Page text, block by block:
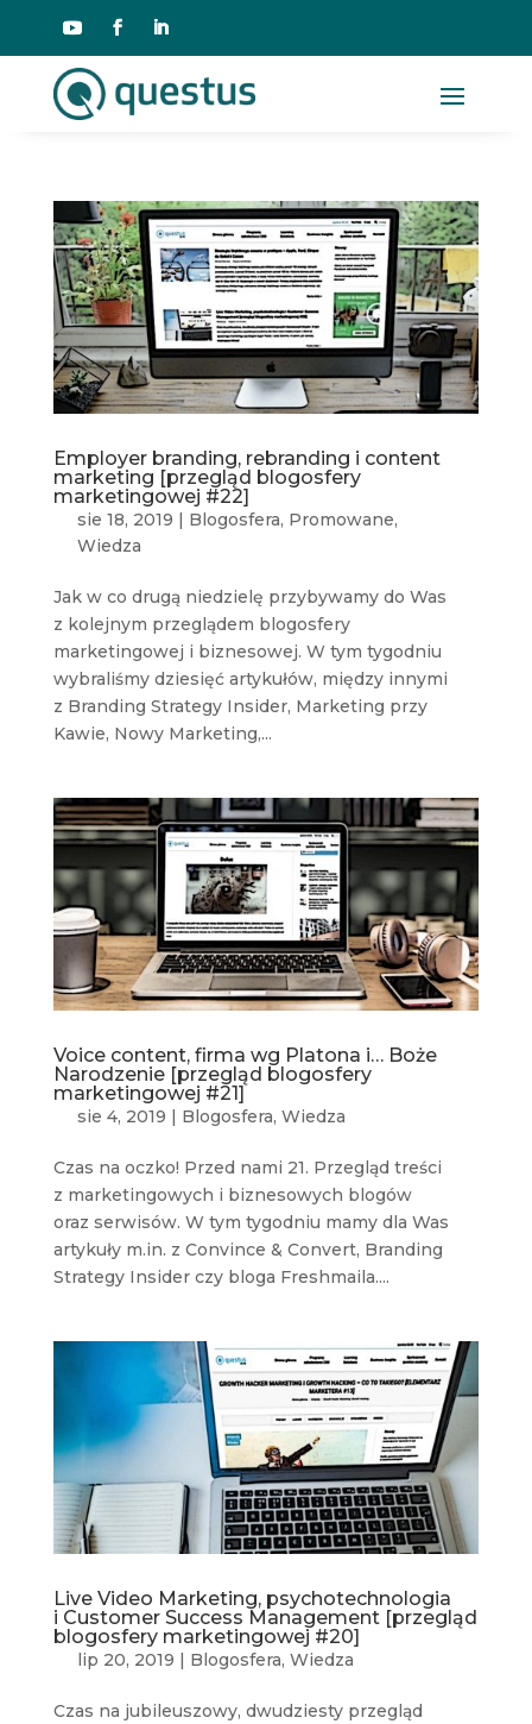
Employer branding, rebranding i content
marketing [przegląd blogosfery
marketingowej #22]
sie 18, 2019 | Blogosfera, Promowane,
Wiedza
Jak w co drugą niedzielę przybywamy do Was
z kolejnym przeglądem blogosfery
marketingowej i biznesowej. W tym tygodniu
wybraliśmy dziesięć artykułów, między innymi
z Branding Strategy Insider, Marketing przy
Kawie, Nowy Marketing,...
Voice content, firma wg Platona i… Boże
Narodzenie [przegląd blogosfery
marketingowej #21]
sie 4, 2019 | Blogosfera, Wiedza
Czas na oczko! Przed nami 21. Przegląd treści
z marketingowych i biznesowych blogów
oraz serwisów. W tym tygodniu mamy dla Was
artykuły m.in. z Convince & Convert, Branding
Strategy Insider czy bloga Freshmaila....
Live Video Marketing, psychotechnologia
i Customer Success Management [przegląd
blogosfery marketingowej #20]
lip 20, 2019 Blogosfera, Wiedza
Czas na jubileuszowy, dwudziesty przegląd